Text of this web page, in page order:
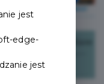
jest
edge-
jest